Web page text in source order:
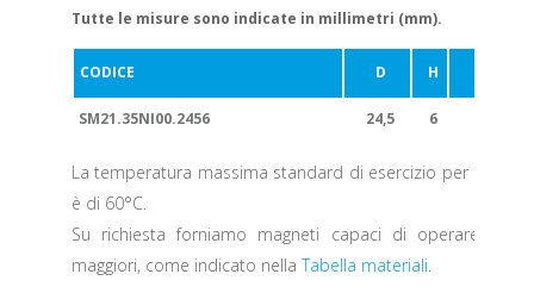
Tutte le misure sono indicate in millimetri (mm).
CODICE D H
SM21.35NI00.2456 24,5 6
La temperatura massima standard di esercizio per i
è di 60°C.
Su richiesta forniamo magneti capaci di operare a
maggiori, come indicato nellaTabella materiali